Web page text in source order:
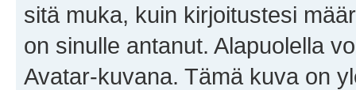
sitä muka, kuin kirjoitustesi
on sinulle antanut. Alapuolella
Avatar-kuvana. Tämä kuva on